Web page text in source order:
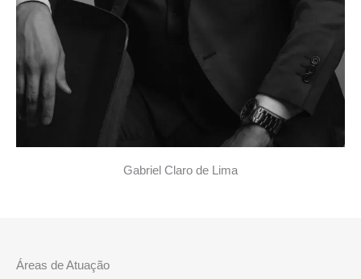
Gabriel Claro de Lima
Áreas de Atuação